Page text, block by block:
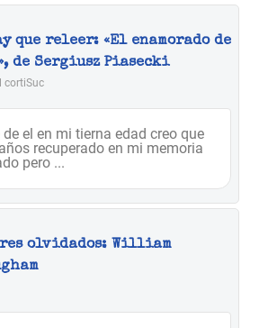
que releer: «El enamorado de
de Sergiusz Piasecki
cortiSuc
de el en mi tierna edad creo que
recuperado en mi memoria
pero ...
olvidados: William